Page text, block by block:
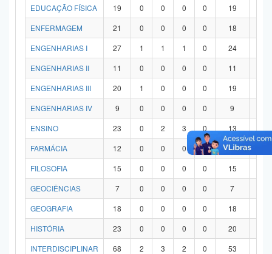
EDUCAÇÃO FÍSICA
19 0 0 0 0 19
ENFERMAGEM
21 0 0 0 0 18
ENGENHARIAS I
27 1 1 1 0 24
ENGENHARIAS II
11 0 0 0 0 11
ENGENHARIAS III
20 1 0 0 0 19
ENGENHARIAS IV
9 0 0 0 0 9
ENSINO
23 0 2 3 0 13
FARMÁCIA
12 0 0 0 0 12
FILOSOFIA
15 0 0 0 0 15
GEOCIÊNCIAS
7 0 0 0 0 7
GEOGRAFIA
18 0 0 0 0 18
HISTÓRIA
23 0 0 0 0 20
INTERDISCIPLINAR
68 2 3 2 0 53